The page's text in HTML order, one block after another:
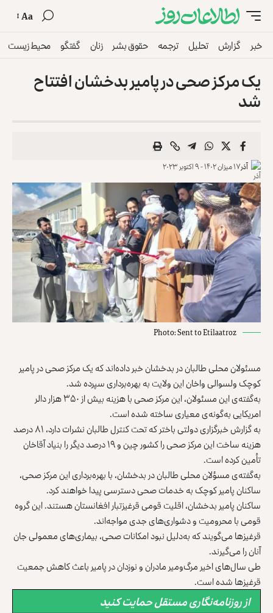
Aa
خبر گزارش تحلیل ترجمه حقوق بشر زنان گفتگو محیط زیست
یک مرکز صحی در پامیر بدخشان افتتاح
شد
آذر۱۷ میزان ۱۴۰۲ - ۹ اکتوبر ۲۰۲۳
Photo: Sent to Etilaatroz
مسئولان محلی طالبان در بدخشان خبر داده‌اند که یک مرکز صحی در پامیر
کوچک ولسوالی واخان این ولایت به بهره‌برداری سپرده شد.
به‌گفته‌ی این مسئولان، این مرکز صحی با هزینه بیش از ۳۵۰ هزار دالر
امریکایی به‌گونه‌ی معیاری ساخته شده است.
به گزارش خبرگزاری دولتی باختر که تحت کنترل طالبان نشرات دارد، ۸۱ درصد
هزینه ساخت این مرکز صحی را کشور چین و ۱۹ درصد دیگر را بنیاد آقاخان
تأمین کرده است.
به‌گفته‌ی مسؤلان محلی طالبان در بدخشان، با بهره‌برداری این مرکز صحی،
ساکنان پامیر کوچک به خدمات صحی دسترسی پیدا خواهند کرد.
ساکنان پامیر بدخشان، اقلیت قومی قرغیزتبار افغانستان هستند. این گروه
قومی با محرومیت و دشواری‌های جدی مواجه‌اند.
قرغیزها می‌گویند که به‌دلیل نبود امکانات صحی، بیماری‌های معمولی جان
آنان را می‌گیرند.
طی سال‌های اخیر مرگ‌ومیر مادران و نوزدان در پامیر باعث کاهش جمعیت
قرغیزها شده‌ است.
از روزنامه‌نگاری مستقل حمایت کنید